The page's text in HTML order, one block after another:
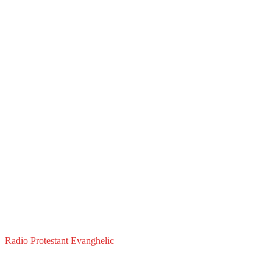
Radio Protestant Evanghelic